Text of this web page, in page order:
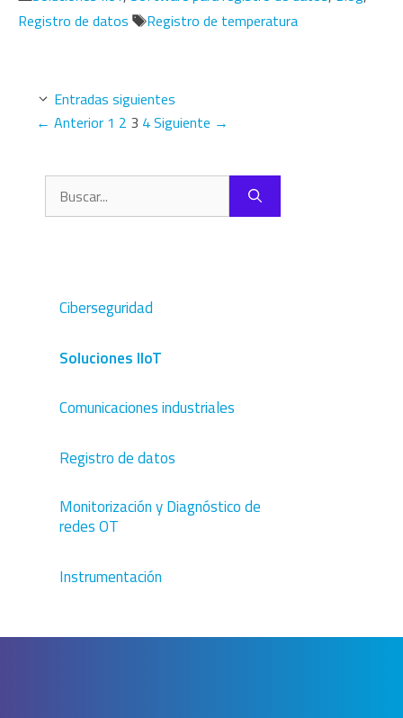
Registro de datos
Etiquetas
Registro de temperatura
Entradas siguientes
← Anterior Página
1 Página
2 Página
3 Página
4Siguiente →
Buscar:
Ciberseguridad
Soluciones IIoT
Comunicaciones industriales
Registro de datos
Monitorización y Diagnóstico de
redes OT
Instrumentación